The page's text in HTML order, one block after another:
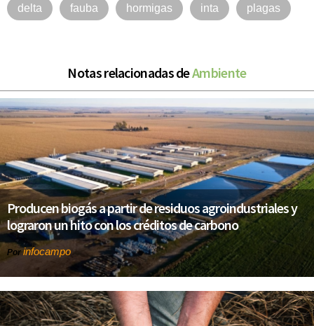
delta fauba hormigas inta plagas
Notas relacionadas deAmbiente
Producen biogás a partir de residuos agroindustriales y
lograron un hito con los créditos de carbono
Por infocampo